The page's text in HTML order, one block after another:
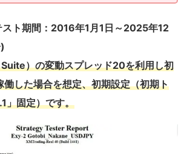
スト期間：2016年1月1日～2025年12
）の変動スプレッド20を利用し初
した場合を想定、初期設定（初期ト
」固定）です。